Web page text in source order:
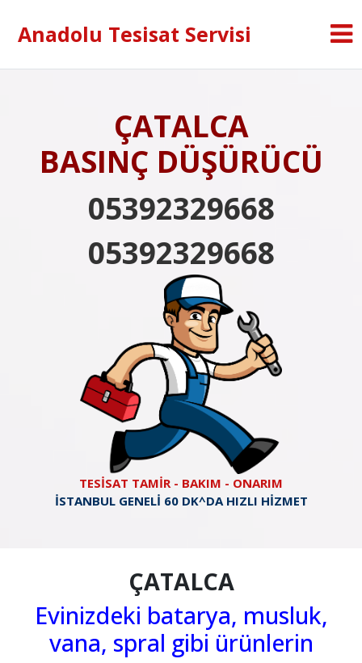
Anadolu Tesisat Servisi
ÇATALCA
BASINÇ DÜŞÜRÜCÜ
05392329668
05392329668
TESİSAT TAMİR - BAKIM - ONARIM
İSTANBUL GENELİ 60 DK^DA HIZLI HİZMET
ÇATALCA
Evinizdeki batarya, musluk,
vana, spral gibi ürünlerin